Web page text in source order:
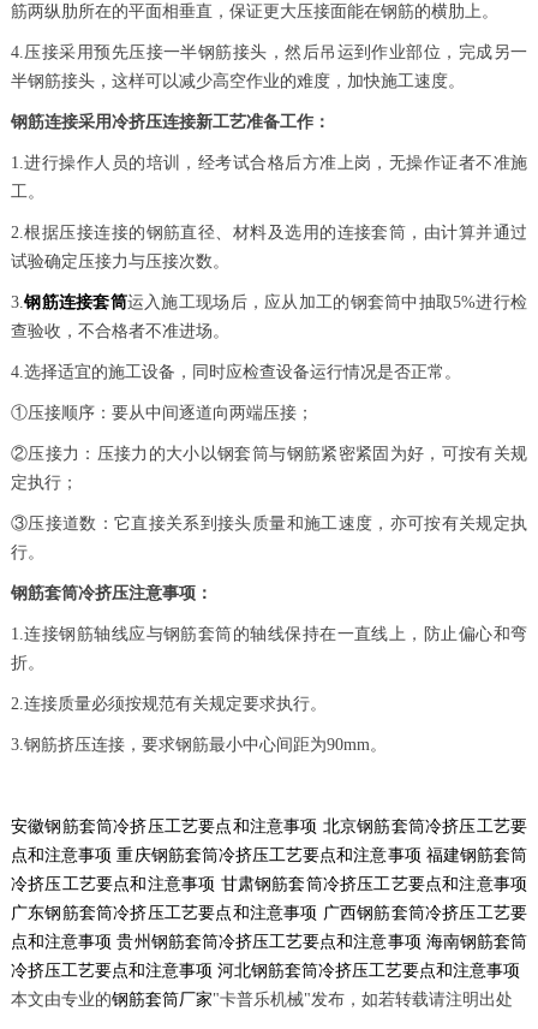
筋两纵肋所在的平面相垂直，保证更大压接面能在钢筋的横肋上。
4.压接采用预先压接一半钢筋接头，然后吊运到作业部位，完成另一
半钢筋接头，这样可以减少高空作业的难度，加快施工速度。
钢筋连接采用冷挤压连接新工艺准备工作：
1.进行操作人员的培训，经考试合格后方准上岗，无操作证者不准施
工。
2.根据压接连接的钢筋直径、材料及选用的连接套筒，由计算并通过
试验确定压接力与压接次数。
3. 钢筋连接套筒运入施工现场后，应从加工的钢套筒中抽取5%进行检
查验收，不合格者不准进场。
4.选择适宜的施工设备，同时应检查设备运行情况是否正常。
①压接顺序：要从中间逐道向两端压接；
②压接力：压接力的大小以钢套筒与钢筋紧密紧固为好，可按有关规
定执行；
③压接道数：它直接关系到接头质量和施工速度，亦可按有关规定执
行。
钢筋套筒冷挤压注意事项：
1.连接钢筋轴线应与钢筋套筒的轴线保持在一直线上，防止偏心和弯
折。
2.连接质量必须按规范有关规定要求执行。
3.钢筋挤压连接，要求钢筋最小中心间距为90mm。
安徽钢筋套筒冷挤压工艺要点和注意事项 北京钢筋套筒冷挤压工艺要
点和注意事项 重庆钢筋套筒冷挤压工艺要点和注意事项 福建钢筋套筒
冷挤压工艺要点和注意事项 甘肃钢筋套筒冷挤压工艺要点和注意事项
广东钢筋套筒冷挤压工艺要点和注意事项 广西钢筋套筒冷挤压工艺要
点和注意事项 贵州钢筋套筒冷挤压工艺要点和注意事项 海南钢筋套筒
冷挤压工艺要点和注意事项 河北钢筋套筒冷挤压工艺要点和注意事项
本文由专业的钢筋套筒厂家"卡普乐机械"发布，如若转载请注明出处